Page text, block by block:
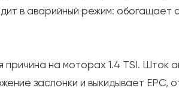
в аварийный режим: обогащает
причина на моторах 1.4 TSI. Шток
заслонки и выкидывает EPC,